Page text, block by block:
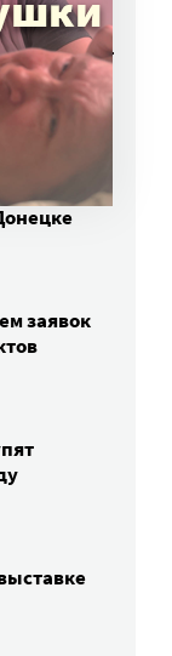
и стань
заявок